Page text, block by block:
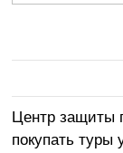
Центр защиты
покупать туры